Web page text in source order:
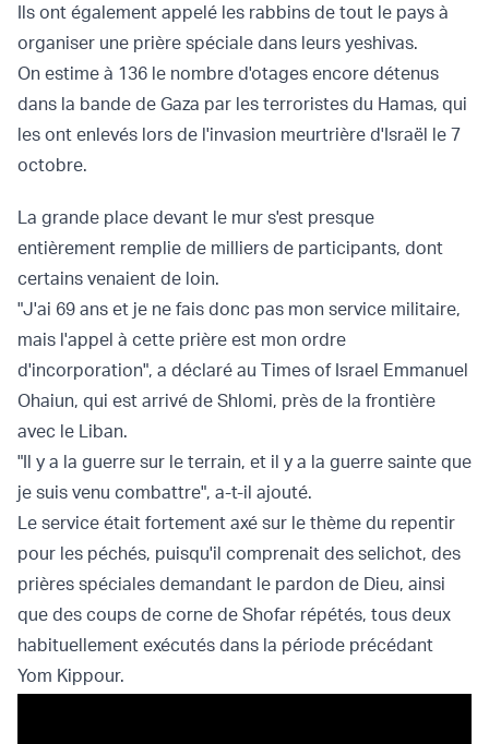
Ils ont également appelé les rabbins de tout le pays à
organiser une prière spéciale dans leurs yeshivas.
On estime à 136 le nombre d'otages encore détenus
dans la bande de Gaza par les terroristes du Hamas, qui
les ont enlevés lors de l'invasion meurtrière d'Israël le 7
octobre.
La grande place devant le mur s'est presque
entièrement remplie de milliers de participants, dont
certains venaient de loin.
"J'ai 69 ans et je ne fais donc pas mon service militaire,
mais l'appel à cette prière est mon ordre
d'incorporation", a déclaré au Times of Israel Emmanuel
Ohaiun, qui est arrivé de Shlomi, près de la frontière
avec le Liban.
"Il y a la guerre sur le terrain, et il y a la guerre sainte que
je suis venu combattre", a-t-il ajouté.
Le service était fortement axé sur le thème du repentir
pour les péchés, puisqu'il comprenait des selichot, des
prières spéciales demandant le pardon de Dieu, ainsi
que des coups de corne de Shofar répétés, tous deux
habituellement exécutés dans la période précédant
Yom Kippour.